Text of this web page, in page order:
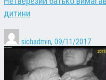
дитини
sichadmin, 09/11/2017